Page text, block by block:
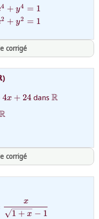
4 + y4 = 1
2 + y2 = 1
corrigé
4x + 24 dansR
corrigé
1}}
1 + x − 1
x